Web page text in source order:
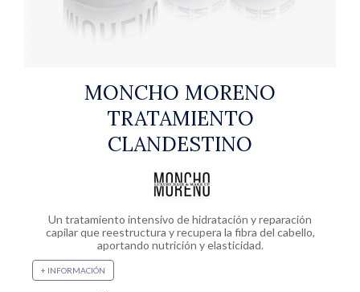
PREOCUPACIÓN
MONCHO MORENO
TRATAMIENTO
CLANDESTINO
Un tratamiento intensivo de hidratación y reparación
capilar que reestructura y recupera la fibra del cabello,
aportando nutrición y elasticidad.
+ INFORMACIÓN